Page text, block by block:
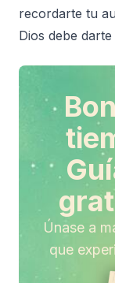
recordarte tu
Dios debe
Únase a
que